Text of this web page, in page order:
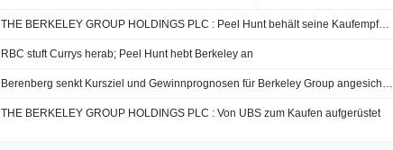
THE BERKELEY GROUP HOLDINGS PLC : Peel Hunt behält seine Kaufempfehlung bei
RBC stuft Currys herab; Peel Hunt hebt Berkeley an
Berenberg senkt Kursziel und Gewinnprognosen für Berkeley Group angesichts kurzfristiger Gegenwinde
THE BERKELEY GROUP HOLDINGS PLC : Von UBS zum Kaufen aufgerüstet